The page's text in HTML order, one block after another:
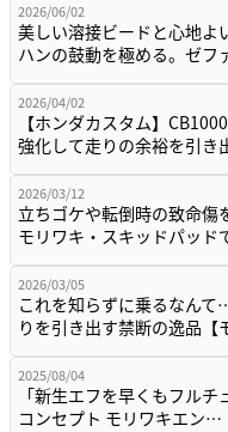
2026/06/02
美しい溶接ビードと心地よ
ハンの鼓動を極める。ゼ
2026/04/02
【ホンダカスタム】
強化して走りの余裕を引
2026/03/12
立ちゴケや転倒時の致命傷
モリワキ・スキッドパッド
2026/03/05
これを知らずに乗るなん
りを引き出す禁断の逸品
2025/08/04
「新生エフを早くもフル
コンセプト モリワキエン…